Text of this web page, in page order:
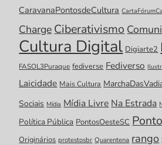
CaravanaPontosdeCultura
Charge Ciberativismo
Cultura Digital Digiarte2
FASOL3Puraque fediverse Fediverso
Laicidade Mais Cultura
Sociais Mídia Mídia Livre Na Estrada
Política Pública PontosOesteSC
Originários protestosbr Quarentena rango